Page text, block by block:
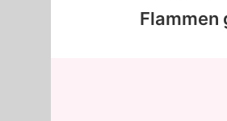
Flammen